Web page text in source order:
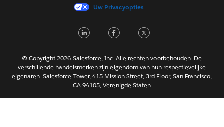
Français (France)
日本語
Português
Svenska
ไทย
简体中文
Uw Privacyopties
n
k
e
c
e
b
i
t
© Copyright 2026 Salesforce, Inc. Alle rechten voorbehouden. De
verschillende handelsmerken zijn eigendom van hun respectievelijke
eigenaren. Salesforce Tower, 415 Mission Street, 3rd Floor, San Francisco,
CA 94105, Verenigde Staten